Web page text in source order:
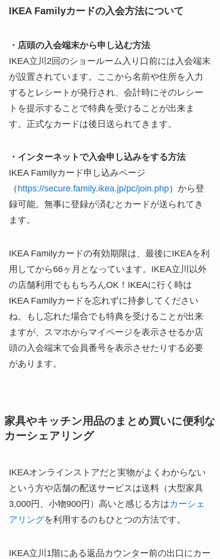
IKEA Familyカードの入会方法について
・店頭の入会端末から申し込む方法
IKEA立川2回のショールーム入り口前には入会端末
が設置されています。ここから名前や住所を入力
するとレシートが発行され、会計時にそのレシー
トを提示することで特典を受けることが出来ま
す。正式なカードは後日送られてきます。
・インターネットで入会申し込みをする方法
IKEA Familyカード申し込みページ
（ https://secure.family.ikea.jp/pc/join.php）から登
録可能。無事に登録が済むとカードが送られてき
ます。
IKEA Familyカードの有効期限は、最後にIKEAを利
用してから66ヶ月となっています。IKEA立川以外
の店舗利用でももちろんOK！IKEAに行く時は
IKEA Familyカードを忘れずに持参してください
ね。もし忘れた場合でも特典を受けることが出来
ますが、スマホからマイページを表示させるか店
頭の入会端末で会員番号を表示させたりする必要
があります。
家具やキッチン用品のまとめ買いに便利な
カーシェアリング
IKEAオンラインストアだと実物がよくわからない
という方や店舗の配送サービスは送料（大型家具
3,000円、小物900円）高いと感じる方はカーシェ
アリングを利用するのもひとつの方法です。
IKEA立川1階にある返品カウンター前の出口にカー